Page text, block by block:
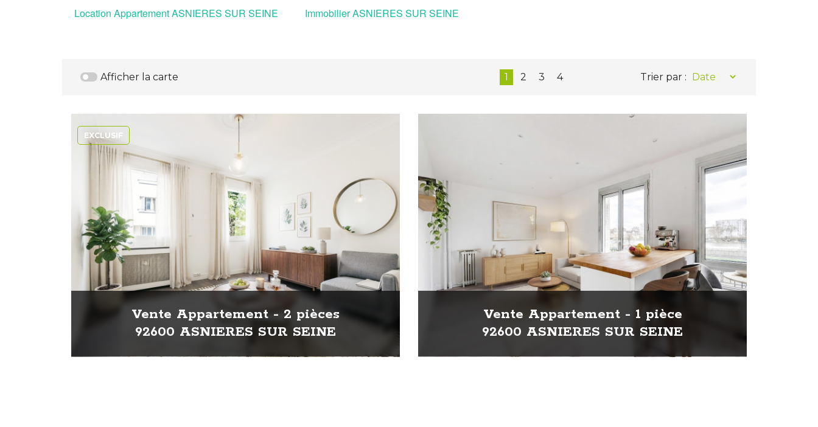
Location Appartement ASNIERES SUR SEINE Immobilier ASNIERES SUR SEINE
Afficher la carte 1 2 3 4 Trier par :
EXCLUSIF
Vente Appartement - 2 pièces
92600 ASNIERES SUR SEINE
Vente Appartement - 1 pièce
92600 ASNIERES SUR SEINE